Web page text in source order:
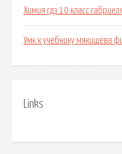
Химия гдз 10 класс
Умк к учебнику мякишева
Links